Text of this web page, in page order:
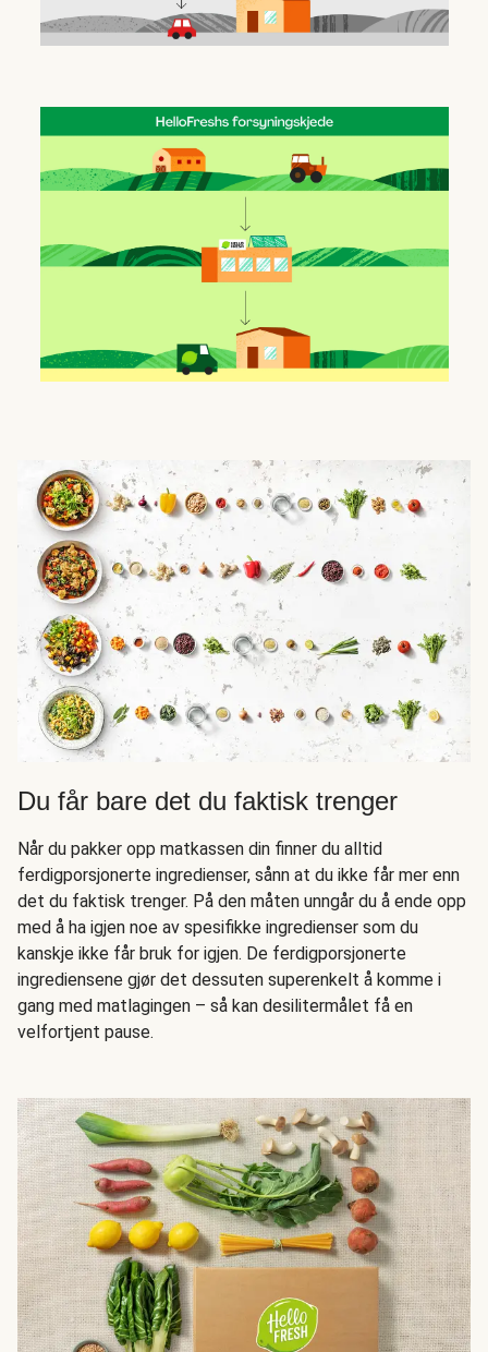
Du får bare det du faktisk trenger
Når du pakker opp matkassen din finner du alltid
ferdigporsjonerte ingredienser, sånn at du ikke får mer enn
det du faktisk trenger. På den måten unngår du å ende opp
med å ha igjen noe av spesifikke ingredienser som du
kanskje ikke får bruk for igjen. De ferdigporsjonerte
ingrediensene gjør det dessuten superenkelt å komme i
gang med matlagingen – så kan desilitermålet få en
velfortjent pause.